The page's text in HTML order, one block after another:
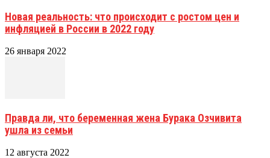
Новая реальность: что происходит с ростом цен и
инфляцией в России в 2022 году
26 января 2022
Правда ли, что беременная жена Бурака Озчивита
ушла из семьи
12 августа 2022